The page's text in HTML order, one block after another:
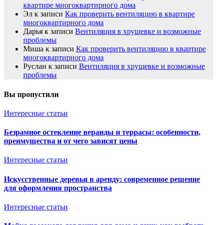
квартире многоквартирного дома
Эл к записи Как проверить вентиляцию в квартире
многоквартирного дома
Дарья к записи Вентиляция в хрущевке и возможные
проблемы
Миша к записи Как проверить вентиляцию в квартире
многоквартирного дома
Руслан к записи Вентиляция в хрущевке и возможные
проблемы
Вы пропустили
Интересные статьи
Безрамное остекление веранды и террасы: особенности,
преимущества и от чего зависят цены
Интересные статьи
Искусственные деревья в аренду: современное решение
для оформления пространства
Интересные статьи